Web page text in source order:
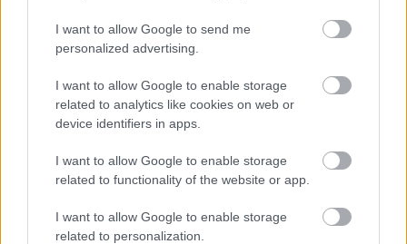
I want to allow Google to send me
personalized advertising.
I want to allow Google to enable storage
related to analytics like cookies on web or
device identifiers in apps.
I want to allow Google to enable storage
related to functionality of the website or app.
I want to allow Google to enable storage
related to personalization.
Δημοφιλείς Ειδήσεις
Τι σημαίνει η λέξη «ευκτός»